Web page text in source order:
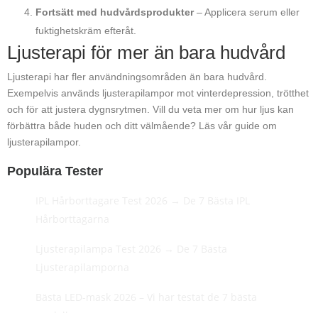
Fortsätt med hudvårdsprodukter– Applicera serum eller
fuktighetskräm efteråt.
Ljusterapi för mer än bara hudvård
Ljusterapi har fler användningsområden än bara hudvård.
Exempelvis används ljusterapilampor mot vinterdepression, trötthet
och för att justera dygnsrytmen. Vill du veta mer om hur ljus kan
förbättra både huden och ditt välmående? Läs vår guide om
ljusterapilampor.
Populära Tester